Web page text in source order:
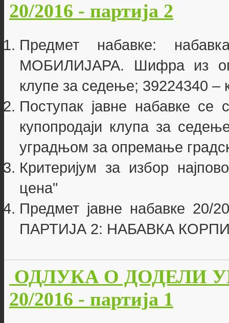
20/2016 - партија 2
Предмет набавке:
МОБИЛИЈАРА. Шифра из
клупе за седење; 39224340 –
Поступак јавне набавке
купопродаји клупа за
уградњом за опремање
Критеријум за избор
цена"
Предмет јавне набавке 20/
ПАРТИЈА 2: НАБАВКА
ОДЛУКА О ДОДЕЛИ
20/2016 - партија 1